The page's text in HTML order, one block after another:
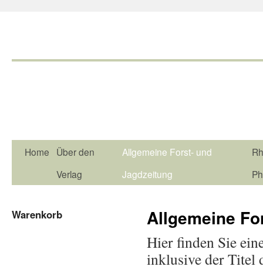
Home
Über den
Verlag
Allgemeine Forst- und
Jagdzeitung
Allgemeine
Hier finden Sie
inklusive der Titel
Warenkorb